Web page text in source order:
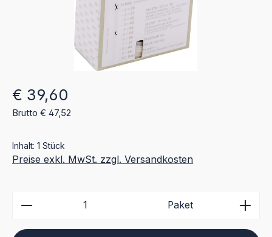
Regulärer Preis:
€ 39,60
Brutto € 47,52
Inhalt: 1 Stück
Preise exkl. MwSt. zzgl. Versandkosten
Produkt Anzahl: Gib den gewünschten Wert ein
Paket